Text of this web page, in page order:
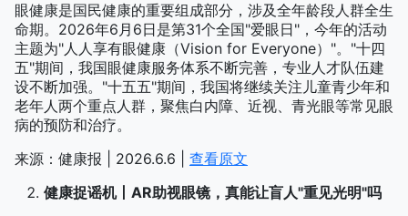
眼健康是国民健康的重要组成部分，涉及全年龄段人群全生
命期。2026年6月6日是第31个全国"爱眼日"，今年的活动
主题为"人人享有眼健康（Vision for Everyone）"。"十四
五"期间，我国眼健康服务体系不断完善，专业人才队伍建
设不断加强。"十五五"期间，我国将继续关注儿童青少年和
老年人两个重点人群，聚焦白内障、近视、青光眼等常见眼
病的预防和治疗。
来源：健康报 | 2026.6.6 | 查看原文
健康捉谣机丨AR助视眼镜，真能让盲人"重见光明"吗